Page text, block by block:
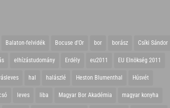
Balaton-felvidék Bocuse d'Or bor borász Csíki Sándor
elhízástudomány Erdély eu2011 EU Elnökség 2011
hal halászlé Heston Blumenthal Húsvét
leves liba Magyar Bor Akadémia magyar konyha